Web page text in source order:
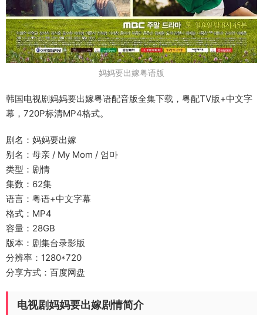
妈妈要出嫁粤语版
韩国电视剧妈妈要出嫁粤语配音版全集下载，粤配TV版+中文字
幕，720P标清MP4格式。
剧名：妈妈要出嫁
别名：母亲 / My Mom / 엄마
类型：剧情
集数：62集
语言：粤语+中文字幕
格式：MP4
容量：28GB
版本：剧集台录影版
分辨率：1280*720
分享方式：百度网盘
电视剧妈妈要出嫁剧情简介